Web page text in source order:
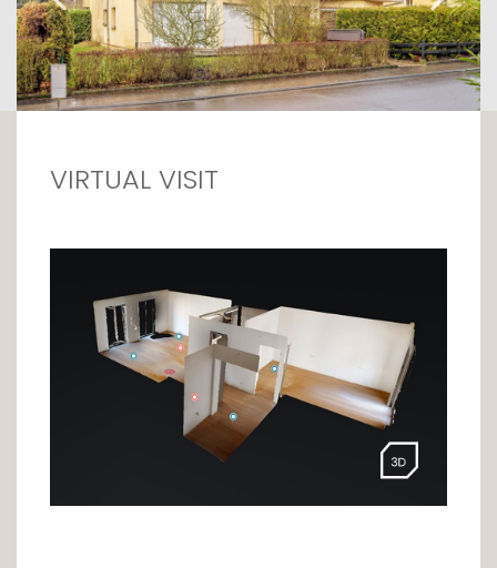
VIRTUAL VISIT